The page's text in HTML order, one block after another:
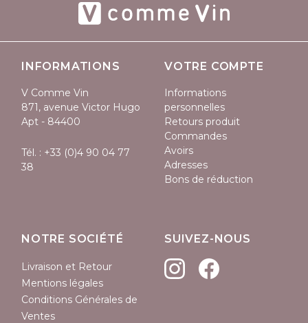
INFORMATIONS
V Comme Vin
871, avenue Victor Hugo
Apt - 84400
Tél. : +33 (0)4 90 04 77
38
VOTRE COMPTE
Informations
personnelles
Retours produit
Commandes
Avoirs
Adresses
Bons de réduction
NOTRE SOCIÉTÉ
Livraison et Retour
Mentions légales
Conditions Générales de
Ventes
SUIVEZ-NOUS